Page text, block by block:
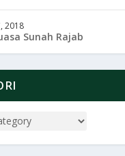
2018
Sunah Rajab